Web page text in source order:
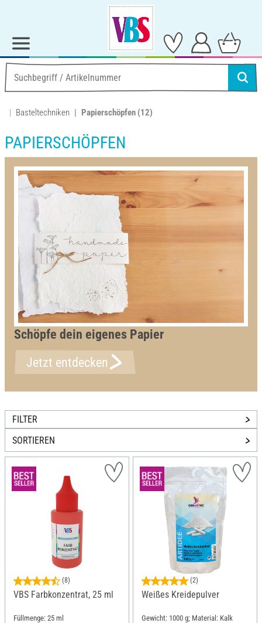
Basteltechniken Papierschöpfen (12)
PAPIERSCHÖPFEN
Schöpfe dein eigenes Papier
Jetzt entdecken
FILTER
SORTIEREN
(8)
VBS Farbkonzentrat, 25 ml
Füllmenge: 25 ml
(2)
Weißes Kreidepulver
Gewicht: 1000 g; Material: Kalk